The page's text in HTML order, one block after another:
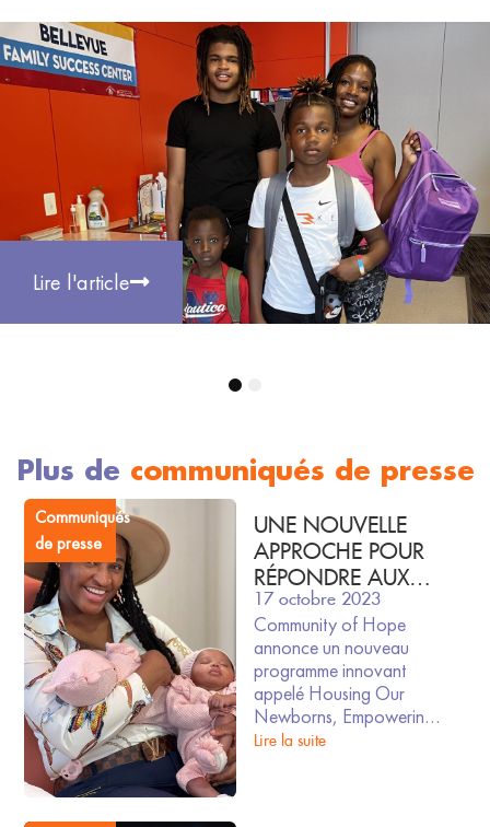
Lire l'article
Plus de communiqués de presse
Communiqués
de presse
UNE NOUVELLE
APPROCHE POUR
RÉPONDRE AUX
BESOINS DES
FEMMES
ENCEINTES SANS
DOMICILE À
WASHINGTON, DC
17 octobre 2023
Community of Hope
annonce un nouveau
programme innovant
appelé Housing Our
Newborns, Empowering
You (HONEY)
Lire la suite